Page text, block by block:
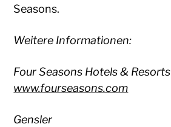
Seasons.
Weitere Informationen:
Four Seasons Hotels & Resorts
www.fourseasons.com
Gensler